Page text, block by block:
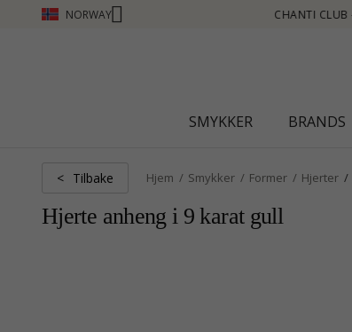
NORWAY
POENG SE MER - KLIKK HER
SMYKKER BRANDS
< Tilbake Hjem Smykker Former Hjerter
Hjerte anheng i 9 karat gull